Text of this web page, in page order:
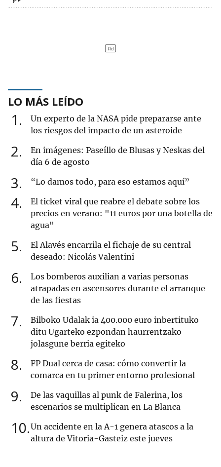
LO MÁS LEÍDO
1
Un experto de la NASA pide prepararse ante
los riesgos del impacto de un asteroide
2
En imágenes: Paseíllo de Blusas y Neskas del
día 6 de agosto
3 “Lo damos todo, para eso estamos aquí”
4
El ticket viral que reabre el debate sobre los
precios en verano: "11 euros por una botella de
agua"
5
El Alavés encarrila el fichaje de su central
deseado: Nicolás Valentini
6
Los bomberos auxilian a varias personas
atrapadas en ascensores durante el arranque
de las fiestas
7
Bilboko Udalak ia 400.000 euro inbertituko
ditu Ugarteko ezpondan haurrentzako
jolasgune berria egiteko
8
FP Dual cerca de casa: cómo convertir la
comarca en tu primer entorno profesional
9
De las vaquillas al punk de Falerina, los
escenarios se multiplican en La Blanca
10 Un accidente en la A-1 genera atascos a la
altura de Vitoria-Gasteiz este jueves